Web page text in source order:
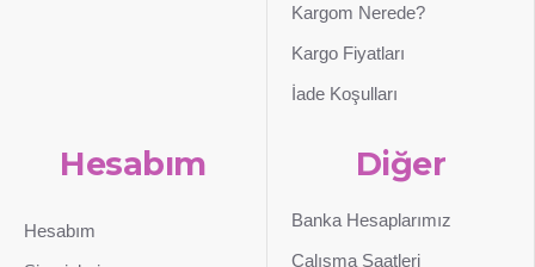
Kargom Nerede?
Kargo Fiyatları
İade Koşulları
Hesabım
Hesabım
Diğer
Banka Hesaplarımız
Çalışma Saatleri